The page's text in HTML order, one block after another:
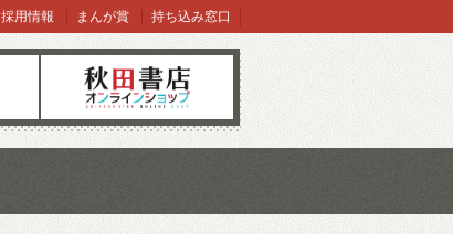
オンラインショップ
採用情報 まんが賞 持ち込み窓口